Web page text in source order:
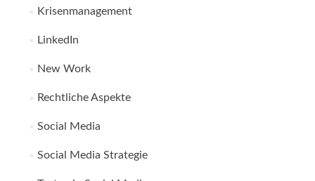
Krisenmanagement
LinkedIn
New Work
Rechtliche Aspekte
Social Media
Social Media Strategie